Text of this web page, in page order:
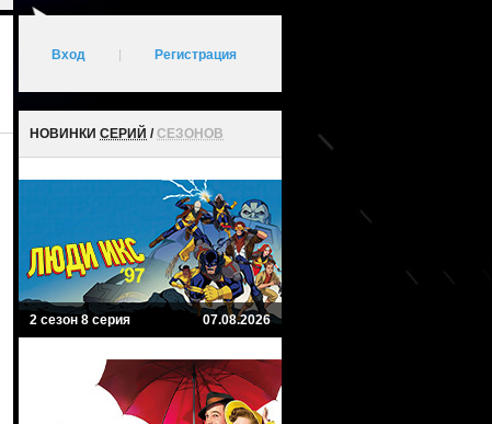
Вход Регистрация
НОВИНКИ СЕРИЙ /СЕЗОНОВ
2 сезон 8 серия 07.08.2026